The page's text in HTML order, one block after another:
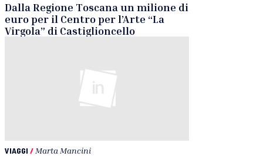
Dalla Regione Toscana un milione di
euro per il Centro per l’Arte “La
Virgola” di Castiglioncello
VIAGGI / Marta Mancini